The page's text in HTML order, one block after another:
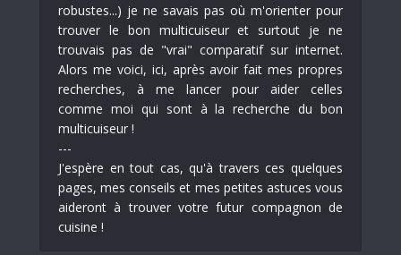
robustes...) je ne savais pas où m'orienter pour
trouver le bon multicuiseur et surtout je ne
trouvais pas de "vrai" comparatif sur internet.
Alors me voici, ici, après avoir fait mes propres
recherches, à me lancer pour aider celles
comme moi qui sont à la recherche du bon
multicuiseur !
---
J'espère en tout cas, qu'à travers ces quelques
pages, mes conseils et mes petites astuces vous
aideront à trouver votre futur compagnon de
cuisine !